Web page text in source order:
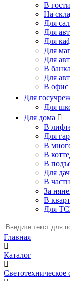
В
На
Для
Для
Для
Для
Для
В
Для
В офис
Для
Для
Для дома 
В
Для
В
В
В
Для
В
За
В
Для
Главная
Каталог
Светотехническое